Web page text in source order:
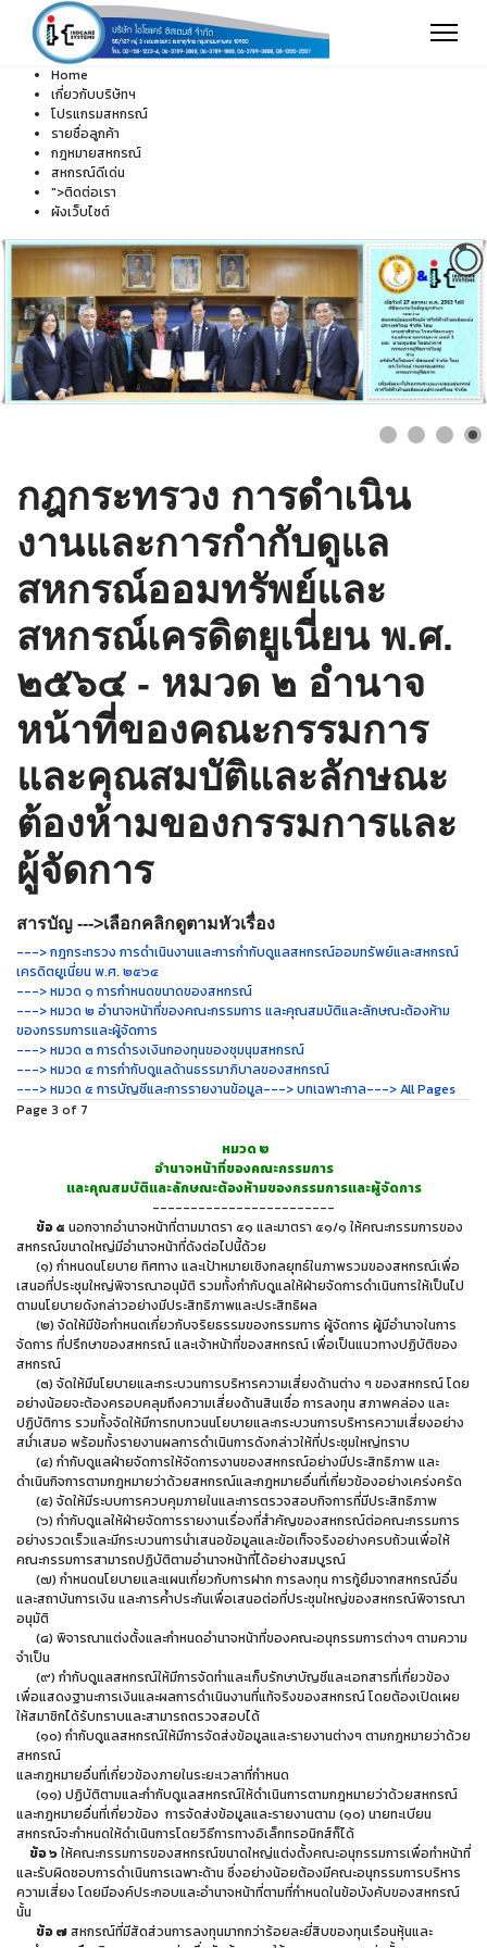
Home
เกี่ยวกับบริษัทฯ
โปรแกรมสหกรณ์
รายชื่อลูกค้า
กฎหมายสหกรณ์
สหกรณ์ดีเด่น
">ติดต่อเรา
ผังเว็บไซต์
กฎกระทรวง การดำเนิน
งานและการกำกับดูแล
สหกรณ์ออมทรัพย์และ
สหกรณ์เครดิตยูเนี่ยน พ.ศ.
๒๕๖๔ - หมวด ๒ อำนาจ
หน้าที่ของคณะกรรมการ
และคุณสมบัติและลักษณะ
ต้องห้ามของกรรมการและ
ผู้จัดการ
สารบัญ --->เลือกคลิกดูตามหัวเรื่อง
---> กฎกระทรวง การดำเนินงานและการกำกับดูแลสหกรณ์ออมทรัพย์และสหกรณ์
เครดิตยูเนี่ยน พ.ศ. ๒๕๖๔
---> หมวด ๑ การกำหนดขนาดของสหกรณ์
---> หมวด ๒ อำนาจหน้าที่ของคณะกรรมการ และคุณสมบัติและลักษณะต้องห้าม
ของกรรมการและผู้จัดการ
---> หมวด ๓ การดำรงเงินกองทุนของชุมนุมสหกรณ์
---> หมวด ๔ การกำกับดูแลด้านธรรมาภิบาลของสหกรณ์
---> หมวด ๕ การบัญชีและการรายงานข้อมูล---> บทเฉพาะกาล---> All Pages
Page 3 of 7
หมวด ๒
อำนาจหน้าที่ของคณะกรรมการ
และคุณสมบัติและลักษณะต้องห้ามของกรรมการและผู้จัดการ
------------------------
ข้อ ๕ นอกจากอำนาจหน้าที่ตามมาตรา ๕๑ และมาตรา ๕๑/๑ ให้คณะกรรมการของ
สหกรณ์ขนาดใหญ่มีอำนาจหน้าที่ดังต่อไปนี้ด้วย
(๑) กำหนดนโยบาย ทิศทาง และเป้าหมายเชิงกลยุทธ์ในภาพรวมของสหกรณ์เพื่อ
เสนอที่ประชุมใหญ่พิจารณาอนุมัติ รวมทั้งกำกับดูแลให้ฝ่ายจัดการดำเนินการให้เป็นไป
ตามนโยบายดังกล่าวอย่างมีประสิทธิภาพและประสิทธิผล
(๒) จัดให้มีข้อกำหนดเกี่ยวกับจริยธรรมของกรรมการ ผู้จัดการ ผู้มีอำนาจในการ
จัดการ ที่ปรึกษาของสหกรณ์ และเจ้าหน้าที่ของสหกรณ์ เพื่อเป็นแนวทางปฏิบัติของ
สหกรณ์
(๓) จัดให้มีนโยบายและกระบวนการบริหารความเสี่ยงด้านต่าง ๆ ของสหกรณ์ โดย
อย่างน้อยจะต้องครอบคลุมถึงความเสี่ยงด้านสินเชื่อ การลงทุน สภาพคล่อง และ
ปฏิบัติการ รวมทั้งจัดให้มีการทบทวนนโยบายและกระบวนการบริหารความเสี่ยงอย่าง
สม่ำเสมอ พร้อมทั้งรายงานผลการดำเนินการดังกล่าวให้ที่ประชุมใหญ่ทราบ
(๔) กำกับดูแลฝ่ายจัดการให้จัดการงานของสหกรณ์อย่างมีประสิทธิภาพ และ
ดำเนินกิจการตามกฎหมายว่าด้วยสหกรณ์และกฎหมายอื่นที่เกี่ยวข้องอย่างเคร่งครัด
(๕) จัดให้มีระบบการควบคุมภายในและการตรวจสอบกิจการที่มีประสิทธิภาพ
(๖) กำกับดูแลให้ฝ่ายจัดการรายงานเรื่องที่สำคัญของสหกรณ์ต่อคณะกรรมการ
อย่างรวดเร็วและมีกระบวนการนำเสนอข้อมูลและข้อเท็จจริงอย่างครบถ้วนเพื่อให้
คณะกรรมการสามารถปฏิบัติตามอำนาจหน้าที่ได้อย่างสมบูรณ์
(๗) กำหนดนโยบายและแผนเกี่ยวกับการฝาก การลงทุน การกู้ยืมจากสหกรณ์อื่น
และสถาบันการเงิน และการค้ำประกันเพื่อเสนอต่อที่ประชุมใหญ่ของสหกรณ์พิจารณา
อนุมัติ
(๘) พิจารณาแต่งตั้งและกำหนดอำนาจหน้าที่ของคณะอนุกรรมการต่างๆ ตามความ
จำเป็น
(๙) กำกับดูแลสหกรณ์ให้มีการจัดทำและเก็บรักษาบัญชีและเอกสารที่เกี่ยวข้อง
เพื่อแสดงฐานะการเงินและผลการดำเนินงานที่แท้จริงของสหกรณ์ โดยต้องเปิดเผย
ให้สมาชิกได้รับทราบและสามารถตรวจสอบได้
(๑๐) กำกับดูแลสหกรณ์ให้มีการจัดส่งข้อมูลและรายงานต่างๆ ตามกฎหมายว่าด้วย
สหกรณ์
และกฎหมายอื่นที่เกี่ยวข้องภายในระยะเวลาที่กำหนด
(๑๑) ปฏิบัติตามและกำกับดูแลสหกรณ์ให้ดำเนินการตามกฎหมายว่าด้วยสหกรณ์
และกฎหมายอื่นที่เกี่ยวข้อง การจัดส่งข้อมูลและรายงานตาม (๑๐) นายทะเบียน
สหกรณ์จะกำหนดให้ดำเนินการโดยวิธีการทางอิเล็กทรอนิกส์ก็ได้
ข้อ ๖ให้คณะกรรมการของสหกรณ์ขนาดใหญ่แต่งตั้งคณะอนุกรรมการเพื่อทำหน้าที่
และรับผิดชอบการดำเนินการเฉพาะด้าน ซึ่งอย่างน้อยต้องมีคณะอนุกรรมการบริหาร
ความเสี่ยง โดยมีองค์ประกอบและอำนาจหน้าที่ตามที่กำหนดในข้อบังคับของสหกรณ์
นั้น
ข้อ ๗สหกรณ์ที่มีสัดส่วนการลงทุนมากกว่าร้อยละยี่สิบของทุนเรือนหุ้นและ